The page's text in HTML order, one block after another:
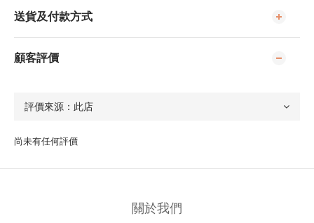
送貨及付款方式
顧客評價
尚未有任何評價
關於我們